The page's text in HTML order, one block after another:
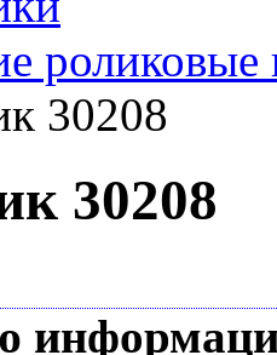
30208
30208